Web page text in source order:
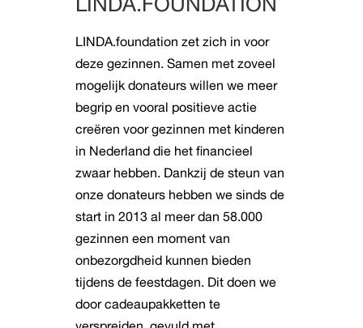
LINDA.foundation zet zich in voor
deze gezinnen. Samen met zoveel
mogelijk donateurs willen we meer
begrip en vooral positieve actie
creëren voor gezinnen met kinderen
in Nederland die het financieel
zwaar hebben. Dankzij de steun van
onze donateurs hebben we sinds de
start in 2013 al meer dan 58.000
gezinnen een moment van
onbezorgdheid kunnen bieden
tijdens de feestdagen. Dit doen we
door cadeaupakketten te